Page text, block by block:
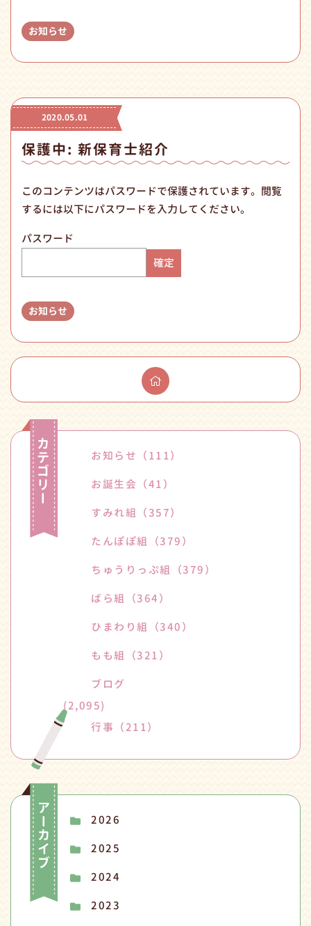
お知らせ
2020.05.01
保護中: 新保育士紹介
このコンテンツはパスワードで保護されています。閲覧
するには以下にパスワードを入力してください。
パスワード
お知らせ
お知らせ （111）
お誕生会 （41）
すみれ組 （357）
たんぽぽ組 （379）
ちゅうりっぷ組 （379）
ばら組 （364）
ひまわり組 （340）
もも組 （321）
ブログ
(2,095)
行事 （211）
2026
2025
2024
2023